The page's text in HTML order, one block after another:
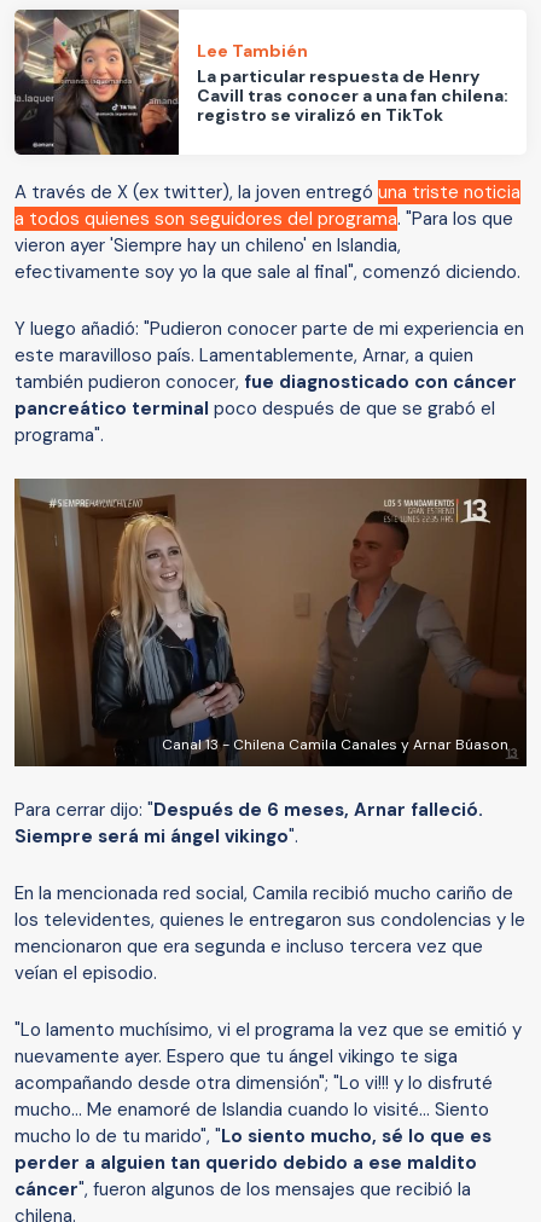
Lee También
La particular respuesta de Henry
Cavill tras conocer a una fan chilena:
registro se viralizó en TikTok
A través de X (ex twitter), la joven entregó una triste noticia
a todos quienes son seguidores del programa. "Para los que
vieron ayer 'Siempre hay un chileno' en Islandia,
efectivamente soy yo la que sale al final", comenzó diciendo.
Y luego añadió: "Pudieron conocer parte de mi experiencia en
este maravilloso país. Lamentablemente, Arnar, a quien
también pudieron conocer, fue diagnosticado con cáncer
pancreático terminal poco después de que se grabó el
programa".
Canal 13 - Chilena Camila Canales y Arnar Búason
Para cerrar dijo: "Después de 6 meses, Arnar falleció.
Siempre será mi ángel vikingo".
En la mencionada red social, Camila recibió mucho cariño de
los televidentes, quienes le entregaron sus condolencias y le
mencionaron que era segunda e incluso tercera vez que
veían el episodio.
"Lo lamento muchísimo, vi el programa la vez que se emitió y
nuevamente ayer. Espero que tu ángel vikingo te siga
acompañando desde otra dimensión"; "Lo vi!!! y lo disfruté
mucho... Me enamoré de Islandia cuando lo visité... Siento
mucho lo de tu marido", "Lo siento mucho, sé lo que es
perder a alguien tan querido debido a ese maldito
cáncer", fueron algunos de los mensajes que recibió la
chilena.